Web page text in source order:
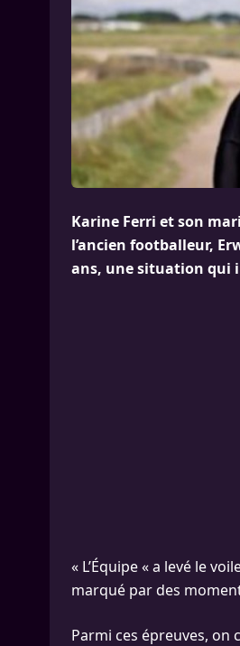
Karine Ferri et son
l’ancien footballeur,
ans, une situation qui
« L’Équipe « a levé le
marqué par des
Parmi ces épreuves, on